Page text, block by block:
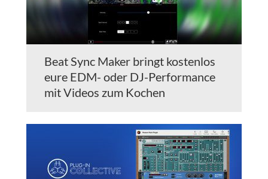
Beat Sync Maker bringt kostenlos
eure EDM- oder DJ-Performance
mit Videos zum Kochen